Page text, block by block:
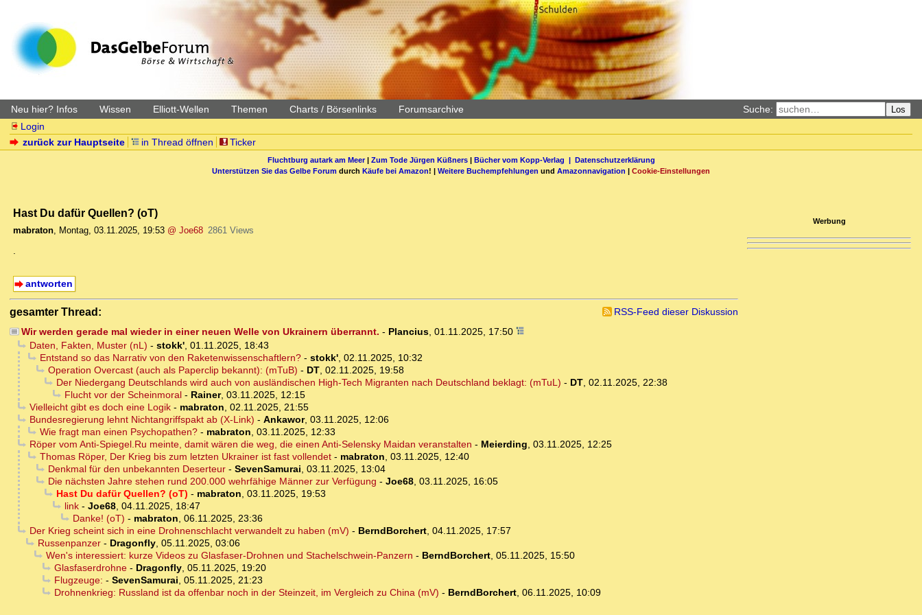
Neu hier? Infos Wissen Elliott-Wellen Themen Charts / Börsenlinks Forumsarchive Suche: Los
Login
zurück zur Hauptseite
in Thread öffnen Ticker
Fluchtburg autark am Meer| Zum Tode Jürgen Küßners| Bücher vom Kopp-Verlag | Datenschutzerklärung
Unterstützen Sie das Gelbe Forum durch Käufe bei Amazon! | Weitere Buchempfehlungen und Amazonnavigation | Cookie-Einstellungen
Hast Du dafür Quellen? (oT)
mabraton, Montag, 03.11.2025, 19:53 @ Joe68 2861 Views
.
antworten
gesamter Thread:
RSS-Feed dieser Diskussion
Wir werden gerade mal wieder in einer neuen Welle von Ukrainern überrannt. - Plancius, 01.11.2025, 17:50
Daten, Fakten, Muster (nL) - stokk', 01.11.2025, 18:43
Entstand so das Narrativ von den Raketenwissenschaftlern?- stokk', 02.11.2025, 10:32
Operation Overcast (auch als Paperclip bekannt): (mTuB) - DT, 02.11.2025, 19:58
Der Niedergang Deutschlands wird auch von ausländischen High-Tech Migranten nach Deutschland beklagt: (mTuL) - DT, 02.11.2025, 22:38
Flucht vor der Scheinmoral- Rainer, 03.11.2025, 12:15
Vielleicht gibt es doch eine Logik- mabraton, 02.11.2025, 21:55
Bundesregierung lehnt Nichtangriffspakt ab (X-Link) - Ankawor, 03.11.2025, 12:06
Wie fragt man einen Psychopathen?- mabraton, 03.11.2025, 12:33
Röper vom Anti-Spiegel.Ru meinte, damit wären die weg, die einen Anti-Selensky Maidan veranstalten - Meierding, 03.11.2025, 12:25
Thomas Röper, Der Krieg bis zum letzten Ukrainer ist fast vollendet- mabraton, 03.11.2025, 12:40
Denkmal für den unbekannten Deserteur- SevenSamurai, 03.11.2025, 13:04
Die nächsten Jahre stehen rund 200.000 wehrfähige Männer zur Verfügung - Joe68, 03.11.2025, 16:05
Hast Du dafür Quellen? (oT) - mabraton, 03.11.2025, 19:53
link- Joe68, 04.11.2025, 18:47
Danke! (oT) - mabraton, 06.11.2025, 23:36
Der Krieg scheint sich in eine Drohnenschlacht verwandelt zu haben (mV) - BerndBorchert, 04.11.2025, 17:57
Russenpanzer- Dragonfly, 05.11.2025, 03:06
Wen's interessiert: kurze Videos zu Glasfaser-Drohnen und Stachelschwein-Panzern - BerndBorchert, 05.11.2025, 15:50
Glasfaserdrohne- Dragonfly, 05.11.2025, 19:20
Flugzeuge: - SevenSamurai, 05.11.2025, 21:23
Drohnenkrieg: Russland ist da offenbar noch in der Steinzeit, im Vergleich zu China (mV) - BerndBorchert, 06.11.2025, 10:09
Werbung